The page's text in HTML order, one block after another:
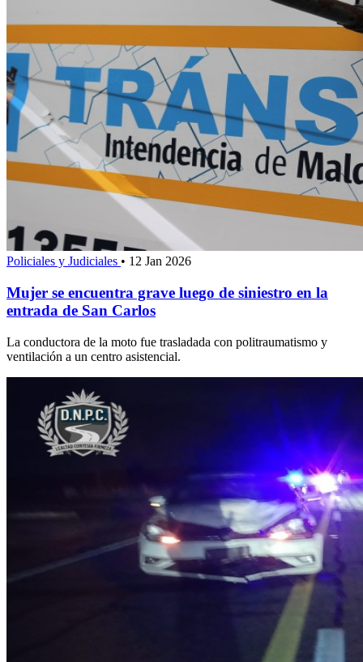
Policiales y Judiciales • 12 Jan 2026
Mujer se encuentra grave luego de siniestro en la
entrada de San Carlos
La conductora de la moto fue trasladada con politraumatismo y
ventilación a un centro asistencial.